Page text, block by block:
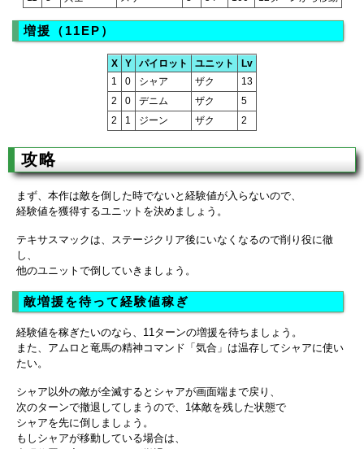
増援（11EP）
X Y パイロット ユニット
Lv
1
0 シャア ザク
13
2
0 デニム ザク
5
2
1 ジーン ザク 2
攻略
まず、本作は敵を倒した時でないと経験値が入らないので、
経験値を獲得するユニットを決めましょう。
テキサスマックは、ステージクリア後にいなくなるので削り役に徹
し、
他のユニットで倒していきましょう。
敵増援を待って経験値稼ぎ
経験値を稼ぎたいのなら、11ターンの増援を待ちましょう。
また、アムロと竜馬の精神コマンド「気合」は温存してシャアに使い
たい。
シャア以外の敵が全滅するとシャアが画面端まで戻り、
次のターンで撤退してしまうので、1体敵を残した状態で
シャアを先に倒しましょう。
もしシャアが移動している場合は、